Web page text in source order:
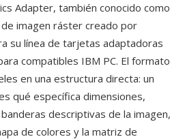
Adapter, también conocido como
imagen ráster creado por
su línea de tarjetas adaptadoras
compatibles IBM PC. El formato
en una estructura directa: un
qué específica dimensiones,
descriptivas de la imagen,
de colores y la matriz de